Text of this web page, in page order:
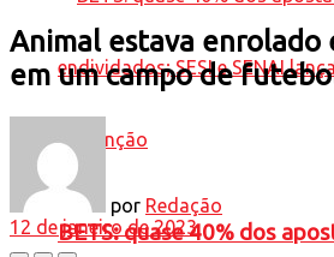
BETS: quase 40% dos
Animal estava enrolado
em um campo de
por Redação
12 de janeiro de 2023